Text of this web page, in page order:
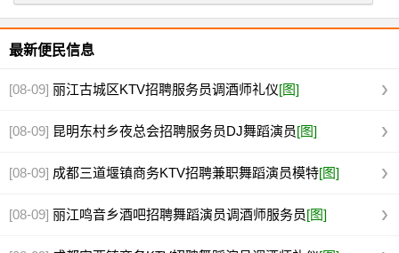
最新便民信息
[08-09] 丽江古城区KTV招聘服务员调酒师礼仪[图]
[08-09] 昆明东村乡夜总会招聘服务员DJ舞蹈演员[图]
[08-09] 成都三道堰镇商务KTV招聘兼职舞蹈演员模特[图]
[08-09] 丽江鸣音乡酒吧招聘舞蹈演员调酒师服务员[图]